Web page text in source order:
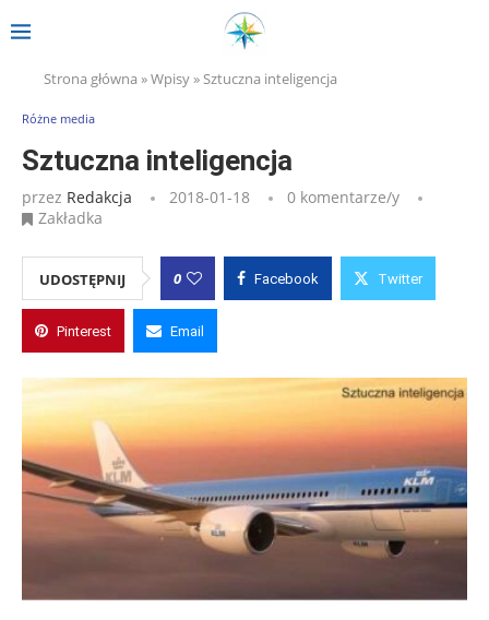
Strona główna »Wpisy»Sztuczna inteligencja
Różne media
Sztuczna inteligencja
przez Redakcja 2018-01-18
0 komentarze/y
Zakładka
UDOSTĘPNIJ 0 Facebook Twitter
Pinterest Email